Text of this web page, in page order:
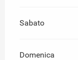
Sabato
Domenica